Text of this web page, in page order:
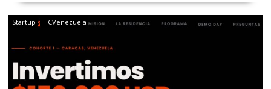
Startup TICVenezuela